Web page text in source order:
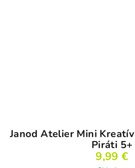
Janod Atelier Mini
Piráti 5+
9,99 €